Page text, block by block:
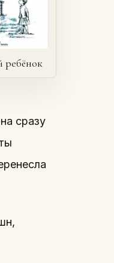
ребёнок
сразу